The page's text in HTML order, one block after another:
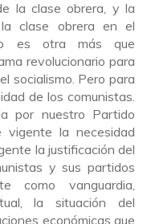
la clase obrera, y la
clase obrera en el
es otra más que
revolucionario para
socialismo. Pero para
de los comunistas.
por nuestro Partido
la necesidad
la justificación del
y sus partidos
como vanguardia,
la situación del
económicas que